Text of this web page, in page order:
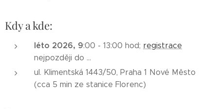
Kdy a kde:
léto 2026, 9:00 - 13:00 hod; registrace
nejpozději do ...
ul. Klimentská 1443/50, Praha 1 Nové Město
(cca 5 min ze stanice Florenc)